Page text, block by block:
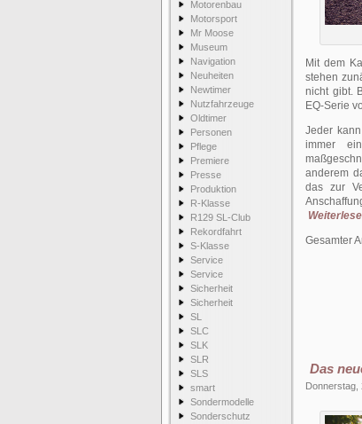
Motorenbau
Motorsport
Mr Moose
Museum
Navigation
Neuheiten
Newtimer
Nutzfahrzeuge
Oldtimer
Personen
Pflege
Premiere
Presse
Produktion
R-Klasse
R129 SL-Club
Rekordfahrt
S-Klasse
Service
Service
Sicherheit
Sicherheit
SL
SLC
SLK
SLR
SLS
smart
Sondermodelle
Sonderschutz
Mit dem
stehen
nicht gibt.
EQ-Serie
Jeder
immer
anderem
das zur
Gesamter
Das
Donnerstag,